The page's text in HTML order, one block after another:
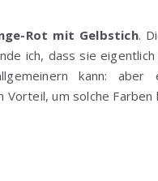
Rot mit Gelbstich.
ich, dass sie
kann:
um solche Farben